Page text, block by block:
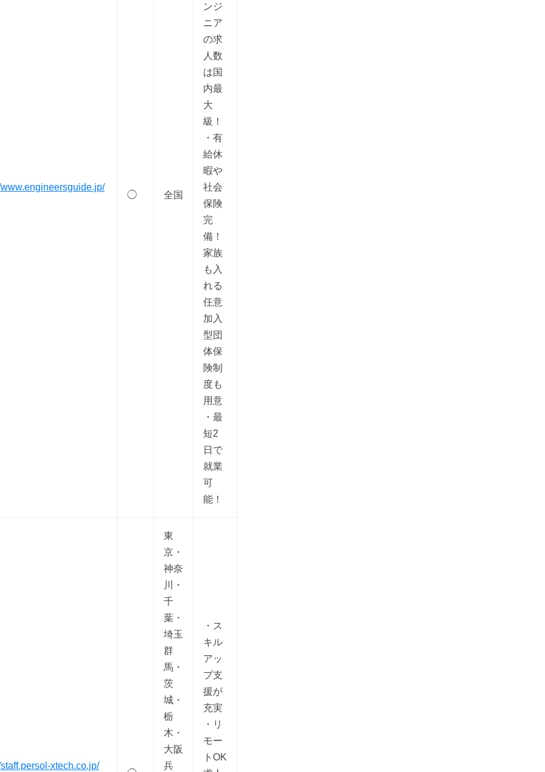
◯ 全国
ンジ
ニア
の求
人数
は国
内最
大
級！
・有
給休
暇や
社会
保険
完
備！
家族
も入
れる
任意
加入
型団
体保
険制
度も
用意
・最
短2
日で
就業
可
能！
xtech.co.jp/
東
京・
神奈
川・
千
葉・
埼玉
群
馬・
茨
城・
栃
木・
大阪
兵
・ス
キル
アッ
プ支
援が
充実
・リ
モー
トOK